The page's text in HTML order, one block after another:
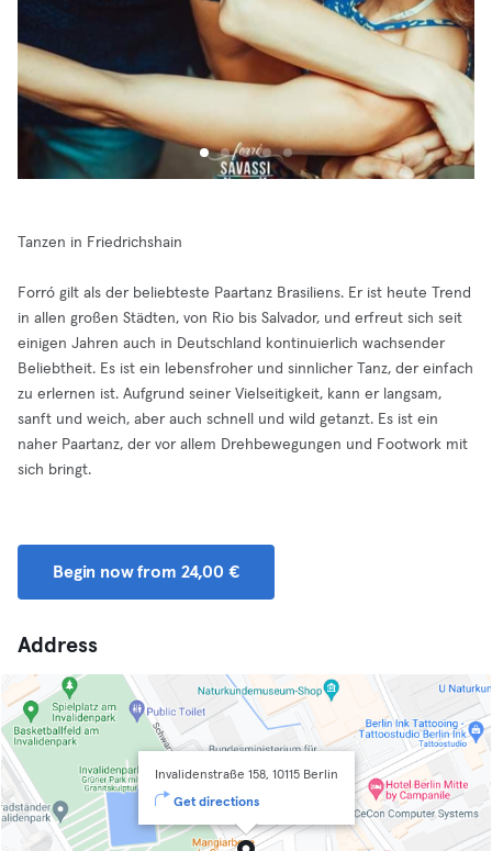
Tanzen in Friedrichshain
Forró gilt als der beliebteste Paartanz Brasiliens. Er ist heute Trend
in allen großen Städten, von Rio bis Salvador, und erfreut sich seit
einigen Jahren auch in Deutschland kontinuierlich wachsender
Beliebtheit. Es ist ein lebensfroher und sinnlicher Tanz, der einfach
zu erlernen ist. Aufgrund seiner Vielseitigkeit, kann er langsam,
sanft und weich, aber auch schnell und wild getanzt. Es ist ein
naher Paartanz, der vor allem Drehbewegungen und Footwork mit
sich bringt.
Begin now from 24,00 €
Address
Invalidenstraße 158, 10115 Berlin
Get directions